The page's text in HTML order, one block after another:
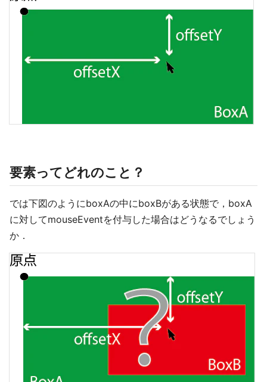
要素ってどれのこと？
では下図のようにboxAの中にboxBがある状態で，boxA
に対してmouseEventを付与した場合はどうなるでしょう
か．